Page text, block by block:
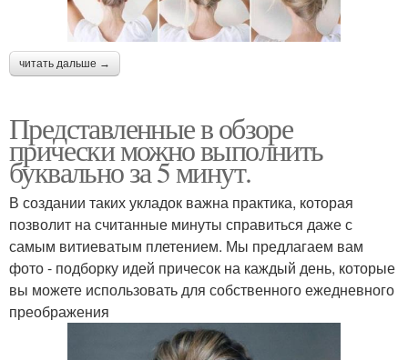
читать дальше →
Представленные в обзоре
прически можно выполнить
буквально за 5 минут.
В создании таких укладок важна практика, которая
позволит на считанные минуты справиться даже с
самым витиеватым плетением. Мы предлагаем вам
фото - подборку идей причесок на каждый день, которые
вы можете использовать для собственного ежедневного
преображения